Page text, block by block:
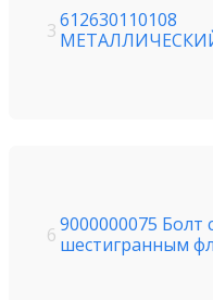
3612630110108
69000000075 Болт
шестигранным